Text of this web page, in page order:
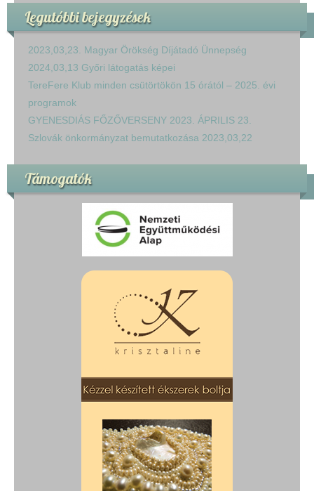
Legutóbbi bejegyzések
2023,03,23. Magyar Örökség Díjátadó Ünnepség
2024,03,13 Győri látogatás képei
TereFere Klub minden csütörtökön 15 órától – 2025. évi
programok
GYENESDIÁS FŐZŐVERSENY 2023. ÁPRILIS 23.
Szlovák önkormányzat bemutatkozása 2023,03,22
Támogatók